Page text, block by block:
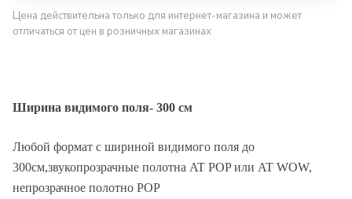
Цена действительна только для интернет-магазина и может
отличаться от цен в розничных магазинах
Ширина видимого поля- 300 см
Любой формат с шириной видимого поля до
300см,звукопрозрачные полотна AT POP или AT WOW,
непрозрачное полотно POP